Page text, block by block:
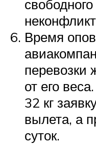
Время
перевозки
от его
32 кг
вылета, а
суток.